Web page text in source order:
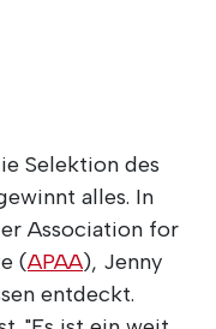
Selektion des
alles. In
Association for
(APAA), Jenny
entdeckt.